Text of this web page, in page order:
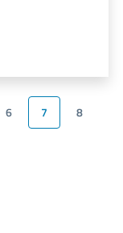
6 7
8